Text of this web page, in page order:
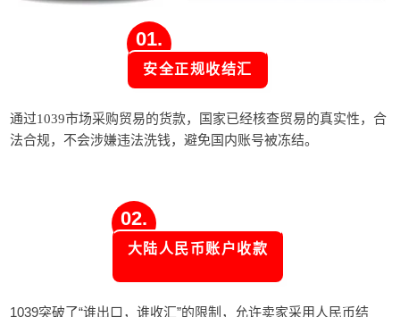
01.
安全正规收结汇
通过1039市场采购贸易的货款，国家已经核查贸易的真实性，合
法合规，不会涉嫌违法洗钱，避免国内账号被冻结。
02.
大陆人民币账户收款
1039突破了“谁出口，谁收汇”的限制，允许卖家采用人民币结